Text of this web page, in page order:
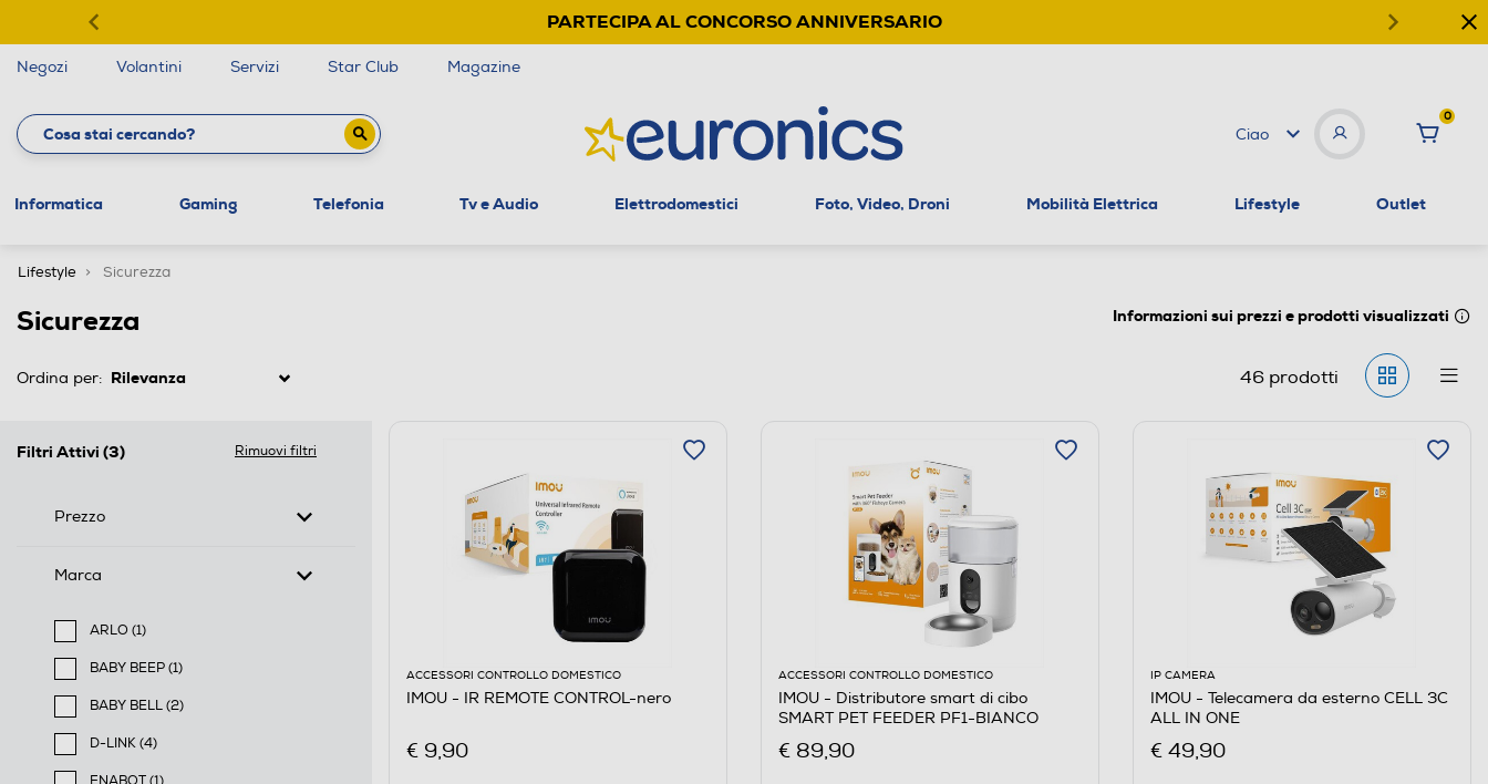
PARTECIPA AL CONCORSO ANNIVERSARIO
Negozi Volantini Servizi Star Club Magazine
Ciao
0
Informatica Gaming Telefonia Tv e Audio Elettrodomestici Foto, Video, Droni Mobilità Elettrica Lifestyle Outlet
Lifestyle Sicurezza
Sicurezza Informazioni sui prezzi e prodotti visualizzati
Ordina per: 46prodotti
Filtri Attivi (3) Rimuovi filtri
Prezzo
Marca
ARLO (1)
Filtra per Marca: ARLO
BABY BEEP (1)
Filtra per Marca: BABY BEEP
BABY BELL (2)
Filtra per Marca: BABY BELL
D-LINK (4)
Filtra per Marca: D-LINK
ACCESSORI CONTROLLO DOMESTICO
IMOU - IR REMOTE CONTROL-nero
€ 9,90
ACCESSORI CONTROLLO DOMESTICO
IMOU - Distributore smart di cibo
SMART PET FEEDER PF1-BIANCO
€ 89,90
IP CAMERA
IMOU - Telecamera da esterno CELL 3C
ALL IN ONE
€ 49,90